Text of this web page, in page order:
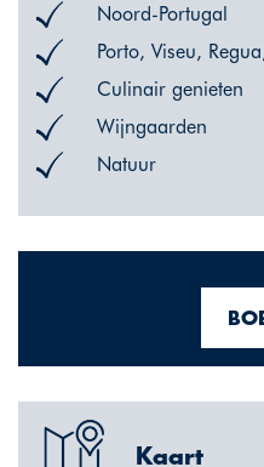
Noord-Portugal
Porto, Viseu,
Culinair genieten
Wijngaarden
Natuur
Kaart